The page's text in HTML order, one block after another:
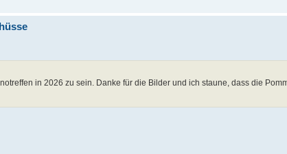
in 2026 zu sein. Danke für die Bilder und ich staune, dass die